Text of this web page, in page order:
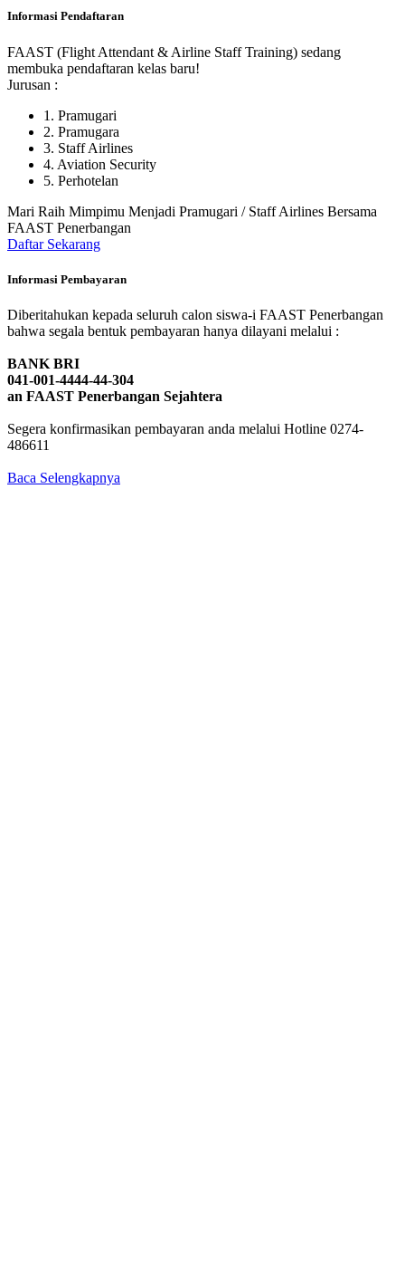
Informasi Pendaftaran
FAAST (Flight Attendant & Airline Staff Training) sedang
membuka pendaftaran kelas baru!
Jurusan :
1. Pramugari
2. Pramugara
3. Staff Airlines
4. Aviation Security
5. Perhotelan
Mari Raih Mimpimu Menjadi Pramugari / Staff Airlines Bersama
FAAST Penerbangan
Daftar Sekarang
Informasi Pembayaran
Diberitahukan kepada seluruh calon siswa-i FAAST Penerbangan
bahwa segala bentuk pembayaran hanya dilayani melalui :
BANK BRI
041-001-4444-44-304
an FAAST Penerbangan Sejahtera
Segera konfirmasikan pembayaran anda melalui Hotline 0274-
486611
Baca Selengkapnya